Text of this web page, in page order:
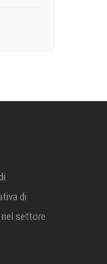
di
settore